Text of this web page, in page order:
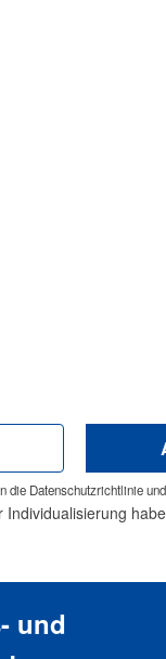
die Datenschutzrichtlinieund
und